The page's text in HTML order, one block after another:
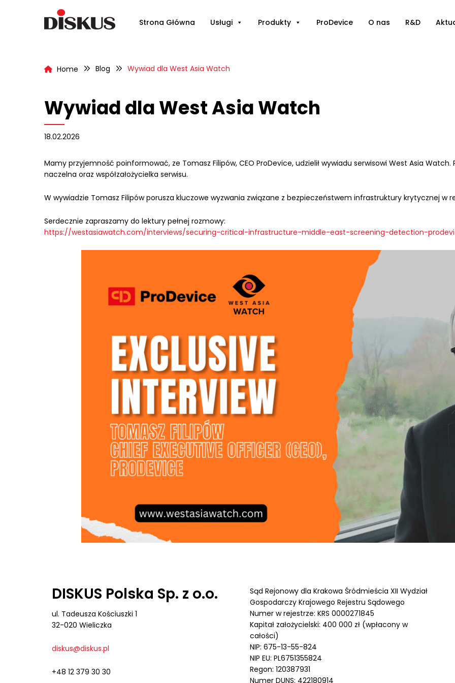
Strona Główna Usługi Produkty ProDevice O nas R&D
Home Blog Wywiad dla West Asia Watch
Wywiad dla West Asia Watch
18.02.2026
Mamy przyjemność poinformować, ze Tomasz Filipów, CEO ProDevice, udzielił wywiadu serwisowi West Asia
naczelna oraz współzałożycielka serwisu.
W wywiadzie Tomasz Filipów porusza kluczowe wyzwania związane z bezpieczeństwem infrastruktury krytycznej w
Serdecznie zapraszamy do lektury pełnej rozmowy:
https://westasiawatch.com/interviews/securing-critical-infrastructure-middle-east-screening-detection-
DISKUS Polska Sp. z o.o.
ul. Tadeusza Kościuszki 1
32-020 Wieliczka
diskus@diskus.pl
+48 12 379 30 30
Sąd Rejonowy dla Krakowa Śródmieścia XII Wydział
Gospodarczy Krajowego Rejestru Sądowego
Numer w rejestrze: KRS 0000271845
Kapitał założycielski: 400 000 zł (wpłacony w
całości)
NIP: 675-13-55-824
NIP EU: PL6751355824
Regon: 120387931
Numer DUNS: 422180914